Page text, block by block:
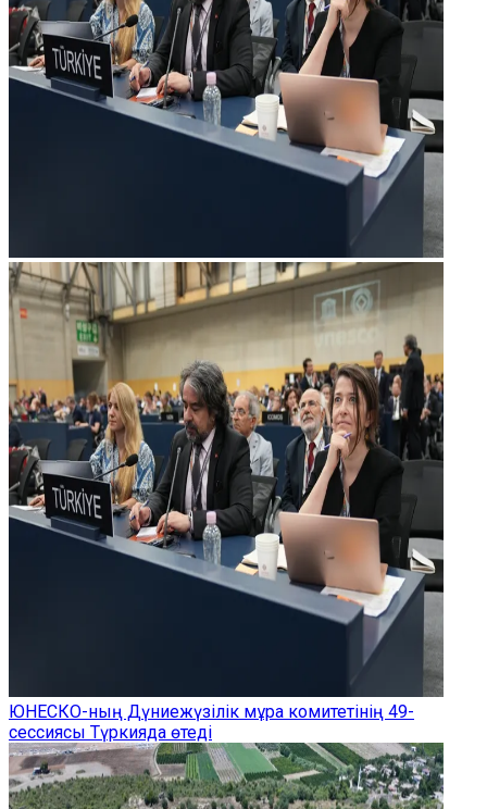
ЮНЕСКО-ның Дүниежүзілік мұра комитетінің 49-
сессиясы Түркияда өтеді